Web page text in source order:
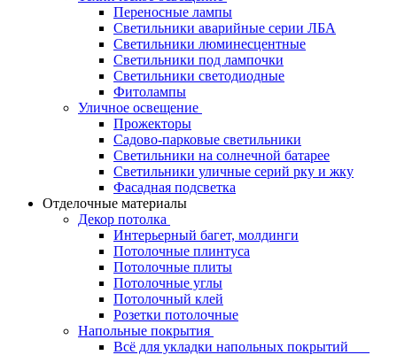
Переносные лампы
Светильники аварийные серии ЛБА
Светильники люминесцентные
Светильники под лампочки
Светильники светодиодные
Фитолампы
Уличное освещение
Прожекторы
Садово-парковые светильники
Светильники на солнечной батарее
Светильники уличные серий рку и жку
Фасадная подсветка
Отделочные материалы
Декор потолка
Интерьерный багет, молдинги
Потолочные плинтуса
Потолочные плиты
Потолочные углы
Потолочный клей
Розетки потолочные
Напольные покрытия
Всё для укладки напольных покрытий